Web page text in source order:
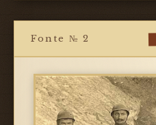
Fonte № 2